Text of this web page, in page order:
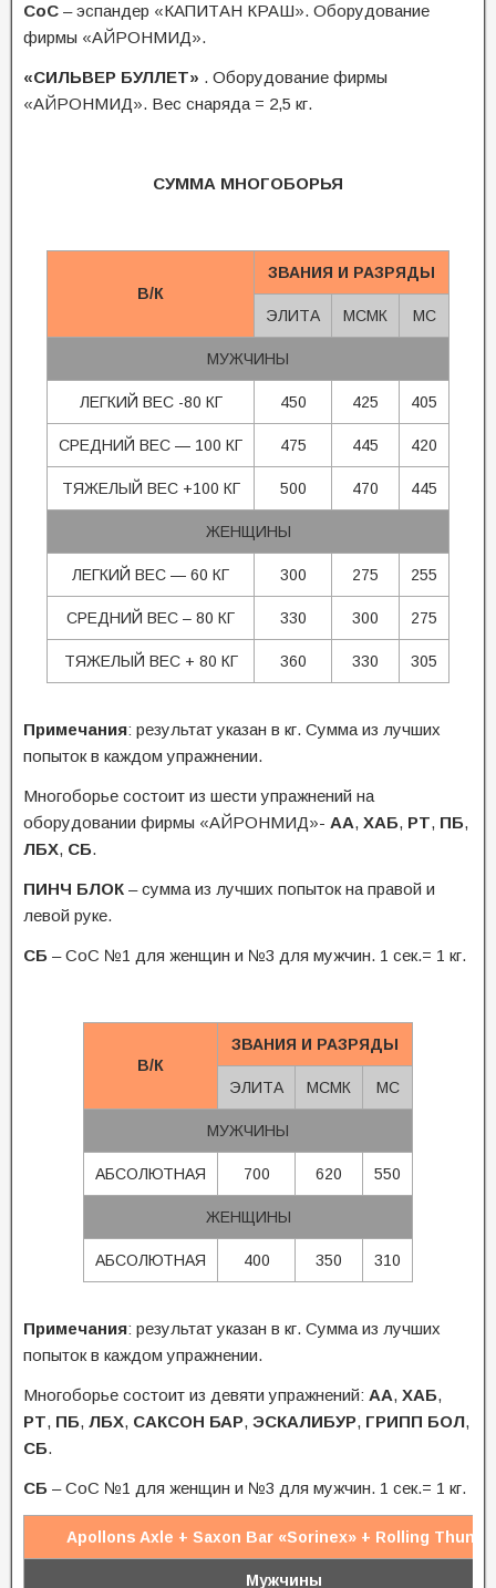
СоС – эспандер «КАПИТАН КРАШ». Оборудование
фирмы «АЙРОНМИД».
«СИЛЬВЕР БУЛЛЕТ» . Оборудование фирмы
«АЙРОНМИД». Вес снаряда = 2,5 кг.
СУММА МНОГОБОРЬЯ
В/К
ЗВАНИЯ И РАЗРЯДЫ
ЭЛИТА МСМК МС
МУЖЧИНЫ
ЛЕГКИЙ ВЕС -80 КГ 450 425 405
СРЕДНИЙ ВЕС — 100 КГ 475 445 420
ТЯЖЕЛЫЙ ВЕС +100 КГ 500 470 445
ЖЕНЩИНЫ
ЛЕГКИЙ ВЕС — 60 КГ 300 275 255
СРЕДНИЙ ВЕС – 80 КГ 330 300 275
ТЯЖЕЛЫЙ ВЕС + 80 КГ 360 330 305
Примечания: результат указан в кг. Сумма из лучших
попыток в каждом упражнении.
Многоборье состоит из шести упражнений на
оборудовании фирмы «АЙРОНМИД»- АА, ХАБ, РТ, ПБ,
ЛБХ, СБ.
ПИНЧ БЛОК – сумма из лучших попыток на правой и
левой руке.
СБ – СоС №1 для женщин и №3 для мужчин. 1 сек.= 1 кг.
В/К
ЗВАНИЯ И РАЗРЯДЫ
ЭЛИТА МСМК МС
МУЖЧИНЫ
АБСОЛЮТНАЯ 700 620 550
ЖЕНЩИНЫ
АБСОЛЮТНАЯ 400 350 310
Примечания: результат указан в кг. Сумма из лучших
попыток в каждом упражнении.
Многоборье состоит из девяти упражнений: АА, ХАБ,
РТ, ПБ, ЛБХ, САКСОН БАР, ЭСКАЛИБУР, ГРИПП БОЛ,
СБ.
СБ – СоС №1 для женщин и №3 для мужчин. 1 сек.= 1 кг.
Apollons Axle + Saxon Bar «Sorinex» + Rolling
Мужчины